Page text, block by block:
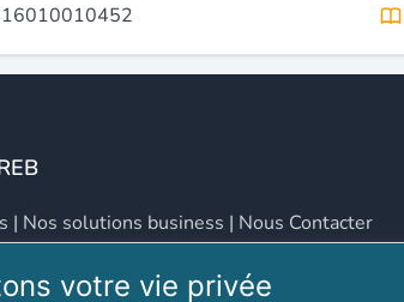
| Nos solutions business | Nous Contacter
votre vie privée